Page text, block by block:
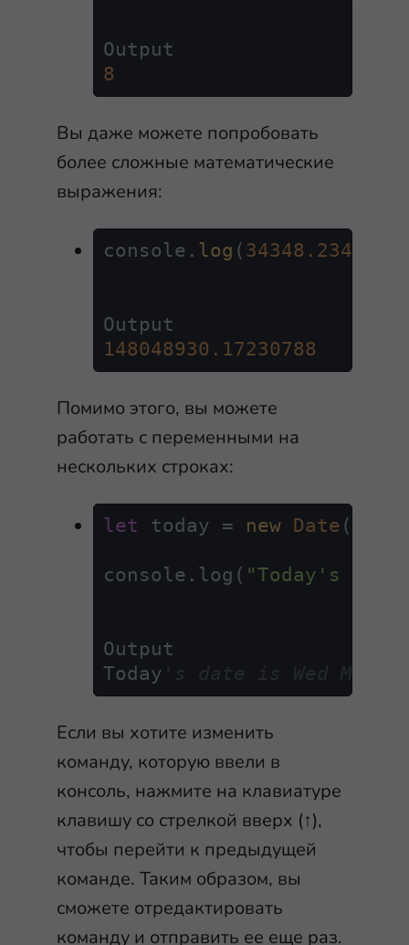
8
Вы даже можете попробовать
более сложные математические
выражения:
console. log (
148048930.17230788
Помимо этого, вы можете
работать с переменными на
нескольких строках:
let today = new Date ();
console.log( "Today's
Output
Today 's date is Wed May
Если вы хотите изменить
команду, которую ввели в
консоль, нажмите на клавиатуре
клавишу со стрелкой вверх (↑),
чтобы перейти к предыдущей
команде. Таким образом, вы
сможете отредактировать
команду и отправить ее еще раз.